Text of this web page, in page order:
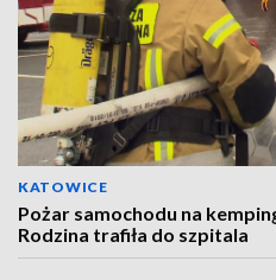
KATOWICE
Pożar samochodu na
Rodzina trafiła do szpitala